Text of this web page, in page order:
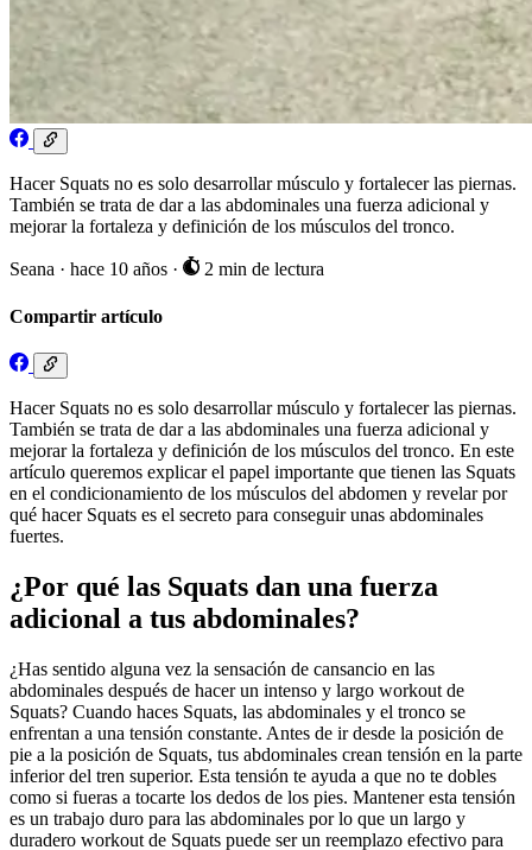
Hacer Squats no es solo desarrollar músculo y fortalecer las piernas.
También se trata de dar a las abdominales una fuerza adicional y
mejorar la fortaleza y definición de los músculos del tronco.
Seana · hace 10 años · 2 min de lectura
Compartir artículo
Hacer Squats no es solo desarrollar músculo y fortalecer las piernas.
También se trata de dar a las abdominales una fuerza adicional y
mejorar la fortaleza y definición de los músculos del tronco. En este
artículo queremos explicar el papel importante que tienen las Squats
en el condicionamiento de los músculos del abdomen y revelar por
qué hacer Squats es el secreto para conseguir unas abdominales
fuertes.
¿Por qué las Squats dan una fuerza
adicional a tus abdominales?
¿Has sentido alguna vez la sensación de cansancio en las
abdominales después de hacer un intenso y largo workout de
Squats? Cuando haces Squats, las abdominales y el tronco se
enfrentan a una tensión constante. Antes de ir desde la posición de
pie a la posición de Squats, tus abdominales crean tensión en la parte
inferior del tren superior. Esta tensión te ayuda a que no te dobles
como si fueras a tocarte los dedos de los pies. Mantener esta tensión
es un trabajo duro para las abdominales por lo que un largo y
duradero workout de Squats puede ser un reemplazo efectivo para